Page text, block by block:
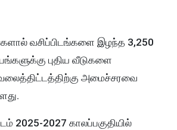
வசிப்பிடங்களை இழந்த 3,250
புதிய வீடுகளை
அமைச்சரவை
2025-2027 காலப்பகுதியில்